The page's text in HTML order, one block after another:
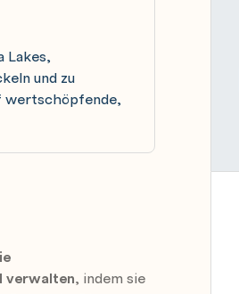
Lakes,
und zu
wertschöpfende,
verwalten, indem sie